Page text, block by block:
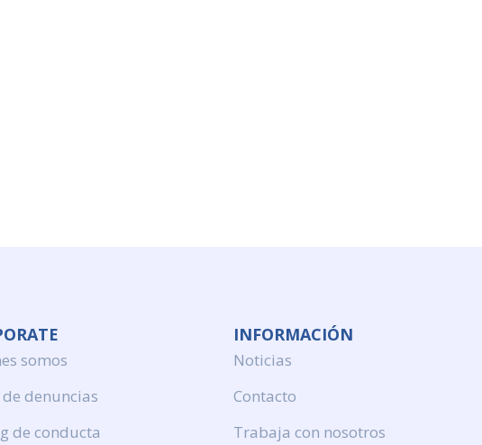
somos
denuncias
de conducta
INFORMACIÓN
Noticias
Contacto
Trabaja con nosotros